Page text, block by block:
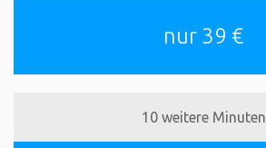
nur 39 €
10 weitere Minuten